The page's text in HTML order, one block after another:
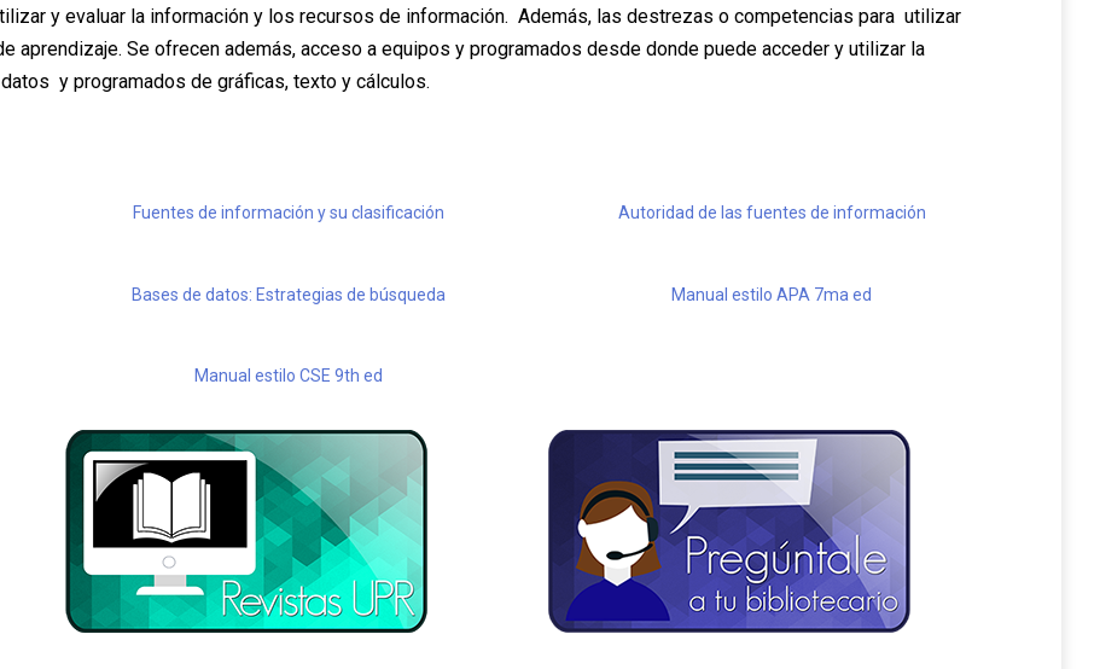
y evaluar la información y los recursos de información. Además, las destrezas o competencias para utilizar
aprendizaje. Se ofrecen además, acceso a equipos y programados desde donde puede acceder y utilizar la
y programados de gráficas, texto y cálculos.
Fuentes de información y su clasificación Autoridad de las fuentes de información
Bases de datos: Estrategias de búsqueda Manual estilo APA 7ma ed
Manual estilo CSE 9th ed